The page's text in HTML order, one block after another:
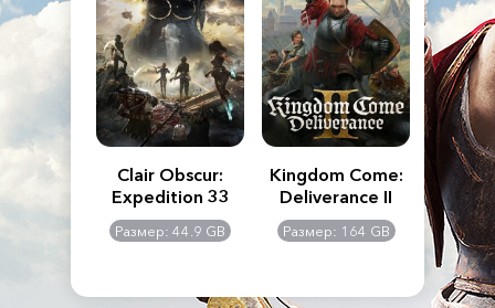
Creed
Clair Obscur:
Expedition 33
Размер: 44.9 GB
Kingdom Come:
Deliverance II
Размер: 164 GB
The